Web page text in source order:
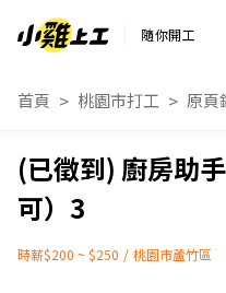
隨你開工
首頁 桃園市打工 原頁
廚房助
可）3
時薪$200 ~ $250 / 桃園市蘆竹區